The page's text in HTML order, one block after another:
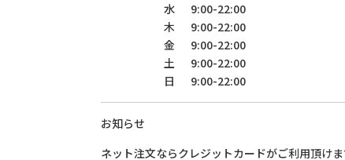
水
9:00-22:00
木
9:00-22:00
金
9:00-22:00
土
9:00-22:00
日
9:00-22:00
お知らせ
ネット注文ならクレジットカードがご利用頂け